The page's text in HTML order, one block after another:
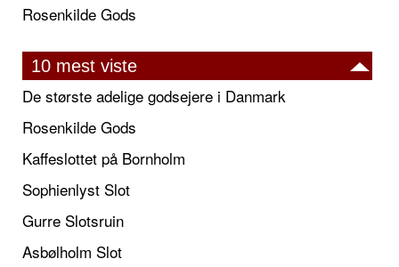
Rosenkilde Gods
10 mest viste
De største adelige godsejere i Danmark
Rosenkilde Gods
Kaffeslottet på Bornholm
Sophienlyst Slot
Gurre Slotsruin
Asbølholm Slot